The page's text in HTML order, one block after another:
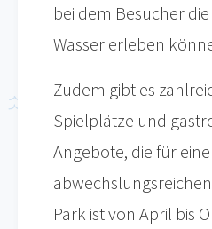
bei dem Besucher
Wasser erleben
Zudem gibt es
Spielplätze und
Angebote, die für
Park ist von April bis